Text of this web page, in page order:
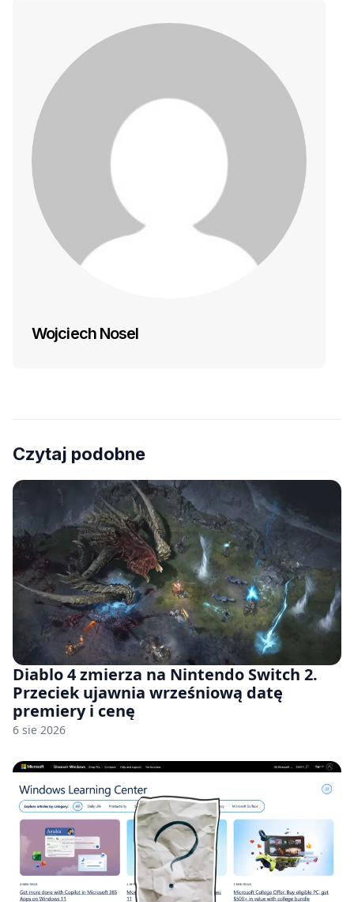
Wojciech Nosel
Czytaj podobne
Diablo 4 zmierza na Nintendo Switch 2.
Przeciek ujawnia wrześniową datę
premiery i cenę
6 sie 2026